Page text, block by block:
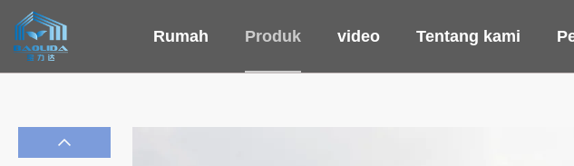
Rumah Produk video Tentang kami